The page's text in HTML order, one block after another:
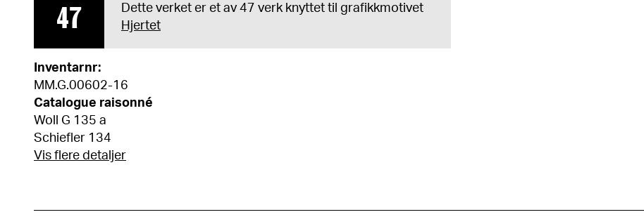
47
Dette verket er et av 47 verk knyttet til grafikkmotivet
Hjertet
Inventarnr:
MM.G.00602-16
Catalogue raisonné
Woll G 135 a
Schiefler 134
Vis flere detaljer